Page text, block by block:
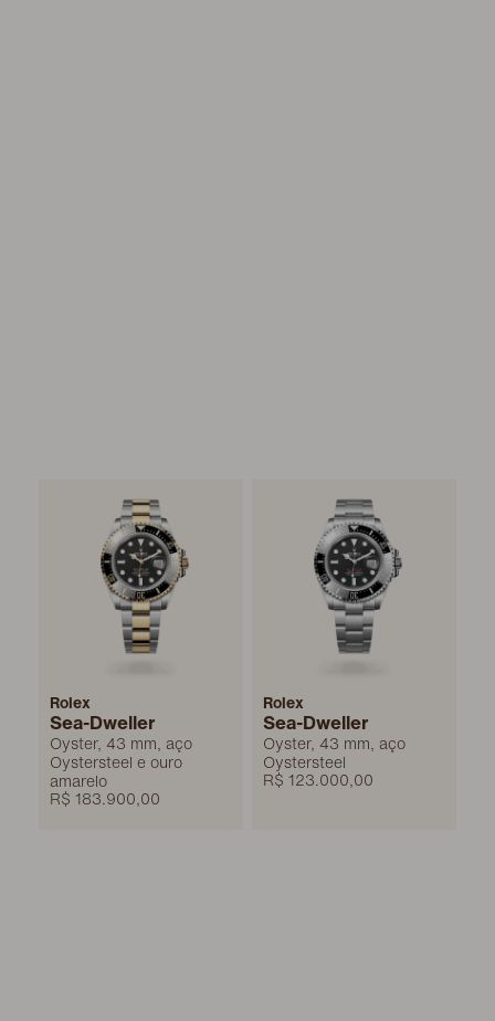
Rolex
Sea-Dweller
Oyster, 43 mm, aço
Oystersteel e ouro
amarelo
R$ 183.900,00
Rolex
Sea-Dweller
Oyster, 43 mm, aço
Oystersteel
R$ 123.000,00